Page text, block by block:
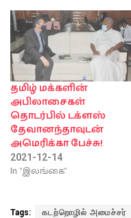
தமிழ் மக்களின்
அபிலாசைகள்
தொடர்பில் டக்ளஸ்
தேவானந்தாவுடன்
அமெரிக்கா பேச்சு!
2021-12-14
In "இலங்கை"
Tags: கடற்றொழில் அமைச்சர்